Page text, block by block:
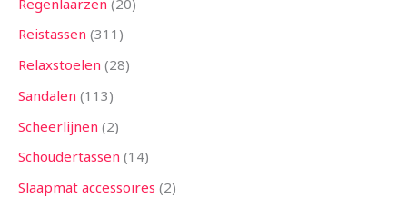
Reistassen 311
Relaxstoelen 28
Sandalen 113
Scheerlijnen 2
Schoudertassen 14
Slaapmat accessoires 2